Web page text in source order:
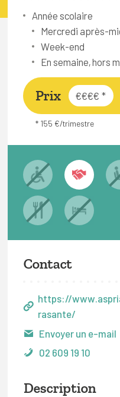
Année scolaire
Mercredi après-
Week-end
En semaine, hors
Prix €€€€ *
* 155 €/trimestre
Contact
https://
rasante/
Envoyer un e-mail
02 609 19 10
Description